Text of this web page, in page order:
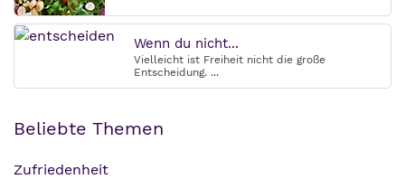
Wenn du nicht...
Vielleicht ist Freiheit nicht die große
Entscheidung. ...
Beliebte Themen
Zufriedenheit